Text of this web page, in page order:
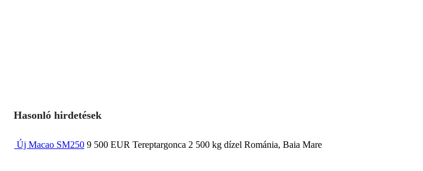
Hasonló hirdetések
Új Macao SM250 9 500 EUR Tereptargonca 2 500 kg dízel Románia, Baia Mare